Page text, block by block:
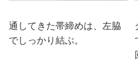
通してきた帯締めは、左脇
でしっかり結ぶ。